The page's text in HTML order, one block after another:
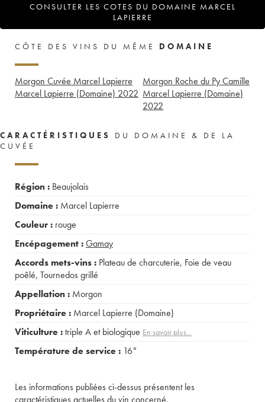
CONSULTER LES COTES DU DOMAINE MARCEL
LAPIERRE
CÔTE DES VINS DU MÊME DOMAINE
Morgon Cuvée Marcel Lapierre
Marcel Lapierre (Domaine) 2022
Morgon Roche du Py Camille
Marcel Lapierre (Domaine)
2022
CARACTÉRISTIQUES
DU DOMAINE & DE LA
CUVÉE
Région : Beaujolais
Domaine : Marcel Lapierre
Couleur : rouge
Encépagement :Gamay
Accords mets-vins : Plateau de charcuterie, Foie de veau
poêlé, Tournedos grillé
Appellation : Morgon
Propriétaire : Marcel Lapierre (Domaine)
Viticulture :triple A et biologique En savoir plus...
Température de service : 16°
Les informations publiées ci-dessus présentent les
caractéristiques actuelles du vin concerné.